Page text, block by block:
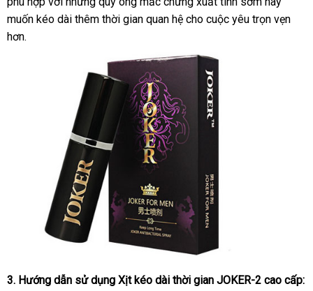
hàngxứ
muốn kéo dài thêm thời gian quan hệ cho cuộc yêu trọn vẹn
hơn.
3Trung
. Hướng dẫn sử dụng Xịt kéo dài thời gian JOKER-2 cao cấp: